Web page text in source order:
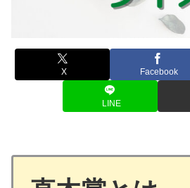
X Facebook
LINE